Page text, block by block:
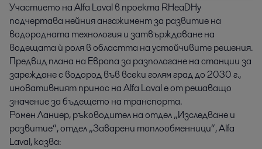
Участието на Alfa Laval в проекта RHeaDHy
подчертава нейния ангажимент за развитие на
водородната технология и затвърждаване на
водещата ѝ роля в областта на устойчивите решения.
Предвид плана на Европа за разполагане на станции за
зареждане с водород във всеки голям град до 2030 г.,
иновативният принос на Alfa Laval е от решаващо
значение за бъдещето на транспорта.
Ромен Ланиер, ръководител на отдел „Изследване и
развитие“, отдел „Заварени топлообменници“, Alfa
Laval, казва: